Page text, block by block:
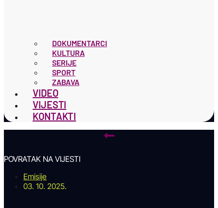
DOKUMENTARCI
KULTURA
SERIJE
SPORT
ZABAVA
VIDEO
VIJESTI
KONTAKTI
POVRATAK NA VIJESTI
Emisije
03. 10. 2025.